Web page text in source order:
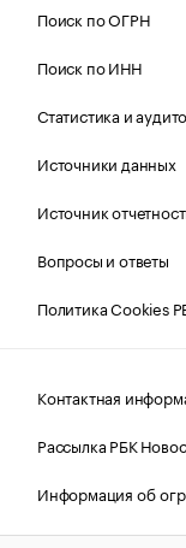
Поиск по ОГРН
Поиск по ИНН
Статистика и
Источники данных
Источник
Вопросы и ответы
Политика Cookies
Контактная
Рассылка РБК
Информация об
Правовая